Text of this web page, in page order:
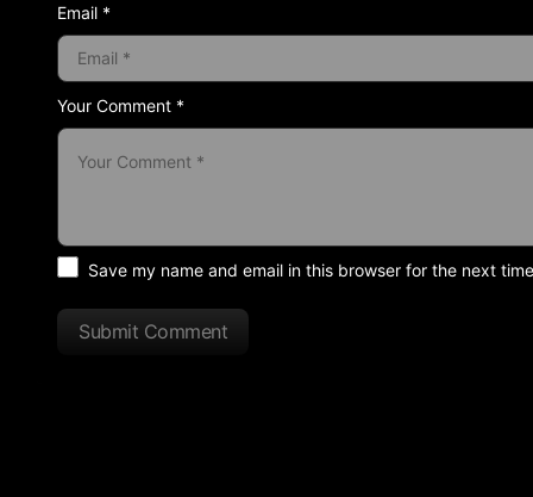
Your Comment *
Email *
Save my name and email in this browser for the next
Submit Comment